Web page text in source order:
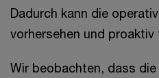
Dadurch kann die
vorhersehen und
Wir beobachten, dass